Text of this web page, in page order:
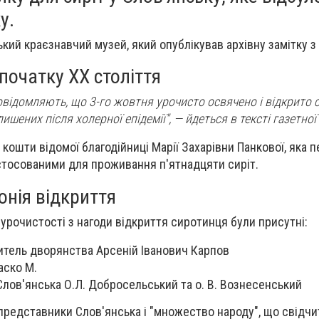
краєзнавчий музей, який опублікував архівну замітку з
XX століття
що 3-го жовтня урочисто освячено і відкрито
після холерної епідемії", — йдеться в тексті газетної
відомої благодійниці Марії Захарівни Панкової, яка
для проживання п'ятнадцяти сиріт.
відкриття
з нагоди відкриття сиротинця були присутні:
дворянства Арсеній Іванович Карпов
М.
О.Л. Добросельський та о. В. Вознесенський
Слов'янська і "множество народу", що